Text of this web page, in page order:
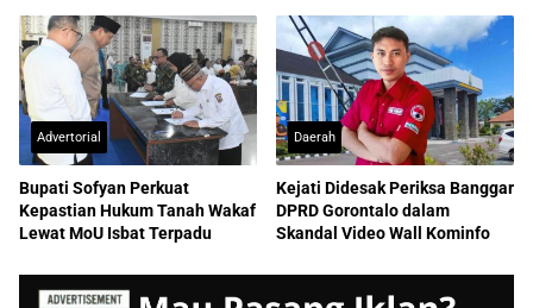
Advertorial
Bupati Sofyan Perkuat
Kepastian Hukum Tanah Wakaf
Lewat MoU Isbat Terpadu
Daerah
Kejati Didesak Periksa Banggar
DPRD Gorontalo dalam
Skandal Video Wall Kominfo